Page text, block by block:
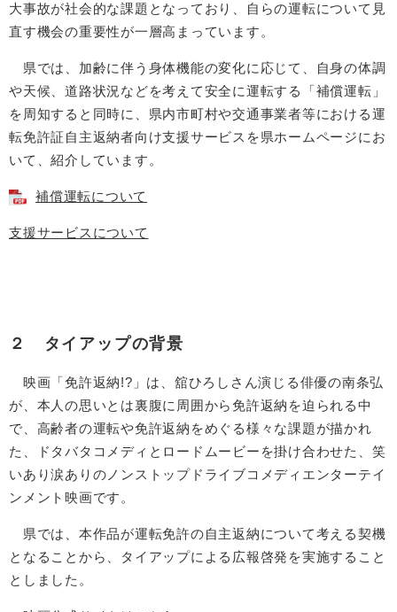
大事故が社会的な課題となっており、自らの運転について見
直す機会の重要性が一層高まっています。
県では、加齢に伴う身体機能の変化に応じて、自身の体調
や天候、道路状況などを考えて安全に運転する「補償運転」
を周知すると同時に、県内市町村や交通事業者等における運
転免許証自主返納者向け支援サービスを県ホームページにお
いて、紹介しています。
補償運転について
支援サービスについて
２ タイアップの背景
映画「免許返納!?」は、舘ひろしさん演じる俳優の南条弘
が、本人の思いとは裏腹に周囲から免許返納を迫られる中
で、高齢者の運転や免許返納をめぐる様々な課題が描かれ
た、ドタバタコメディとロードムービーを掛け合わせた、笑
いあり涙ありのノンストップドライブコメディエンターテイ
ンメント映画です。
県では、本作品が運転免許の自主返納について考える契機
となることから、タイアップによる広報啓発を実施すること
としました。